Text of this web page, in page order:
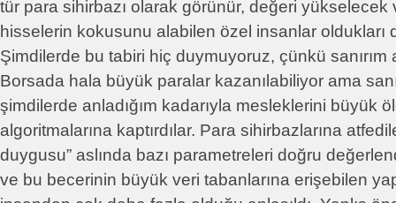
tür para sihirbazı olarak görünür, değeri
hisselerin kokusunu alabilen özel insanlar oldukları
Şimdilerde bu tabiri hiç duymuyoruz, çünkü sanırım
Borsada hala büyük paralar kazanılabiliyor ama
şimdilerde anladığım kadarıyla mesleklerini büyük
algoritmalarına kaptırdılar. Para sihirbazlarına
duygusu” aslında bazı parametreleri doğru
ve bu becerinin büyük veri tabanlarına erişebilen